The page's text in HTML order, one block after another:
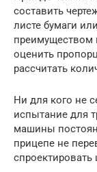
составить
листе бумаги
преимуществом
оценить
рассчитать
Ни для кого не
испытание для
машины
прицепе не